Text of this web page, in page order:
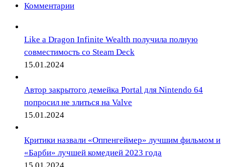
Комментарии
Like a Dragon Infinite Wealth получила полную
совместимость со Steam Deck
15.01.2024
Автор закрытого демейка Portal для Nintendo 64
попросил не злиться на Valve
15.01.2024
Критики назвали «Оппенгеймер» лучшим фильмом и
«Барби» лучшей комедией 2023 года
15.01.2024